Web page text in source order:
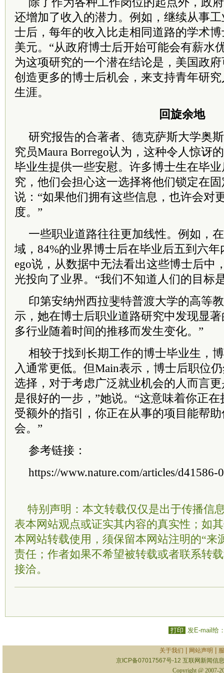
还增加了收入的潜力。例如，继续从事
士后，每年的收入比走相同道路的学术
美元。“从政府博士后开始可能会有薪水
为这项研究的一个潜在结论是，美国政
创造更多的博士后机会，来支持青年研
生涯。
回旋余地
研究报告的合著者、德克萨斯大学奥
究员Maura Borrego认为，这种令人惊讶
毕业生提供一些安慰。许多博士生在毕
究，他们会担心这一选择将他们锁定在
说：“如果他们拥有这些信息，也许会对
度。”
一些职业道路往往更加线性。例如，
域，84%的业界博士后在毕业后五到六
ego说，从数据中无法看出这些博士后中
光投向了业界。“我们不知道人们的目标
印第安纳州西拉斐特普渡大学的高等
示，她在博士后职业道路研究中发现显
多行业随着时间的推移而发生变化。”
相较于找到长期工作的博士毕业生，
入通常更低。但Main表示，博士后职位
选择，对于考虑广泛就业机会的人而言
是很好的一步，”她说。“这意味着你正
受额外的指引，你正在从事的项目能帮
会。”
参考链接：
https://www.nature.com/articles/d41586-
特别声明：本文转载仅仅是出于传播信
表本网站观点或证实其内容的真实性；如
本网站转载使用，须保留本网站注明的“来
责任；作者如果不希望被转载或者联系转
接洽。
打印 发E-mail给
关于我们 网站声明
京ICP备07017567号-12 互联网新闻信
Copyright @ 2007-